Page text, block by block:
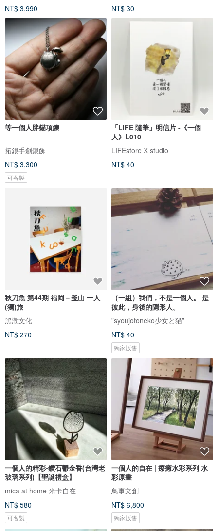
NT$ 3,990
NT$ 30
等一個人胖貓項鍊
拓銀手創銀飾
NT$ 3,300
可客製
「LIFE 隨筆」明信片 -《一個
人》L010
LIFEstore X studio
NT$ 40
秋刀魚 第44期 福岡－釜山 一人
(獨)旅
黑潮文化
NT$ 270
（一組）我們，不是一個人。 是
彼此，身後的隱形人。
”syoujotoneko少女と猫”
NT$ 40
獨家販售
一個人的精彩-鑽石鬱金香(台灣老
玻璃系列)【聖誕禮盒】
mica at home 米卡自在
NT$ 580
可客製
一個人的自在 | 療癒水彩系列 水
彩原畫
鳥事文創
NT$ 6,800
獨家販售